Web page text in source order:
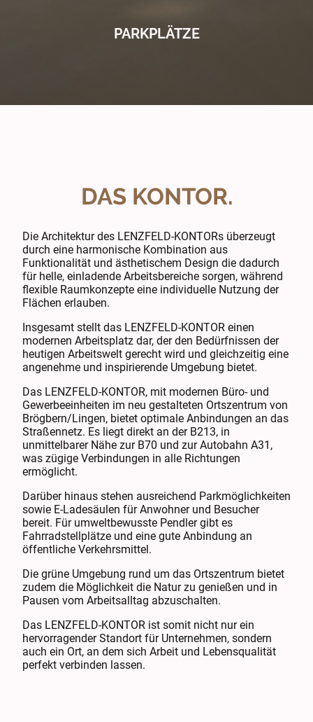
PARKPLÄTZE
DAS KONTOR.
Die Architektur des LENZFELD-KONTORs überzeugt
durch eine harmonische Kombination aus
Funktionalität und ästhetischem Design die dadurch
für helle, einladende Arbeitsbereiche sorgen, während
flexible Raumkonzepte eine individuelle Nutzung der
Flächen erlauben.
Insgesamt stellt das LENZFELD-KONTOR einen
modernen Arbeitsplatz dar, der den Bedürfnissen der
heutigen Arbeitswelt gerecht wird und gleichzeitig eine
angenehme und inspirierende Umgebung bietet.
Das LENZFELD-KONTOR, mit modernen Büro- und
Gewerbeeinheiten im neu gestalteten Ortszentrum von
Brögbern/Lingen, bietet optimale Anbindungen an das
Straßennetz. Es liegt direkt an der B213, in
unmittelbarer Nähe zur B70 und zur Autobahn A31,
was zügige Verbindungen in alle Richtungen
ermöglicht.
Darüber hinaus stehen ausreichend Parkmöglichkeiten
sowie E-Ladesäulen für Anwohner und Besucher
bereit. Für umweltbewusste Pendler gibt es
Fahrradstellplätze und eine gute Anbindung an
öffentliche Verkehrsmittel.
Die grüne Umgebung rund um das Ortszentrum bietet
zudem die Möglichkeit die Natur zu genießen und in
Pausen vom Arbeitsalltag abzuschalten.
Das LENZFELD-KONTOR ist somit nicht nur ein
hervorragender Standort für Unternehmen, sondern
auch ein Ort, an dem sich Arbeit und Lebensqualität
perfekt verbinden lassen.